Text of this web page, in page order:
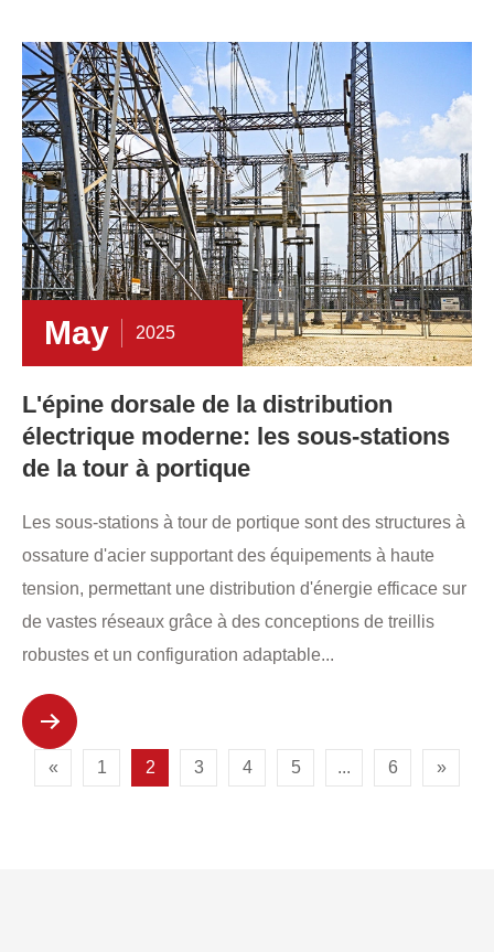
May 2025
L'épine dorsale de la distribution
électrique moderne: les sous-stations
de la tour à portique
Les sous-stations à tour de portique sont des structures à
ossature d'acier supportant des équipements à haute
tension, permettant une distribution d'énergie efficace sur
de vastes réseaux grâce à des conceptions de treillis
robustes et un configuration adaptable...
« 1 2 3 4 5 ... 6 »